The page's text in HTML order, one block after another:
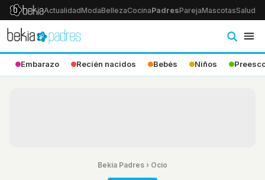
ActualidadModaBellezaCocinaPadresParejaMascotasSalud
Embarazo Recién nacidos Bebés Niños
Bekia Padres › Ocio